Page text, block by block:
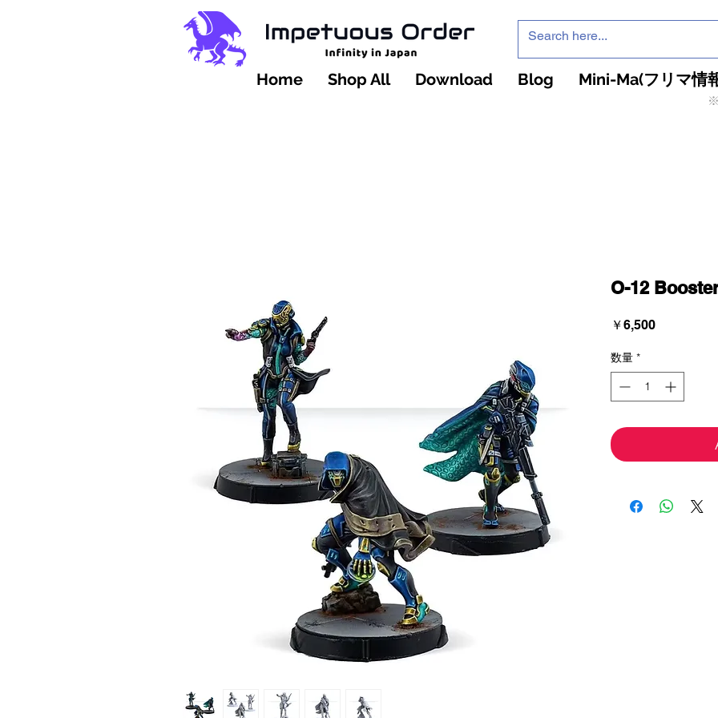
Home Shop All Download Blog Mini-Ma(フリマ情
O-12
￥6,500価
数量 *